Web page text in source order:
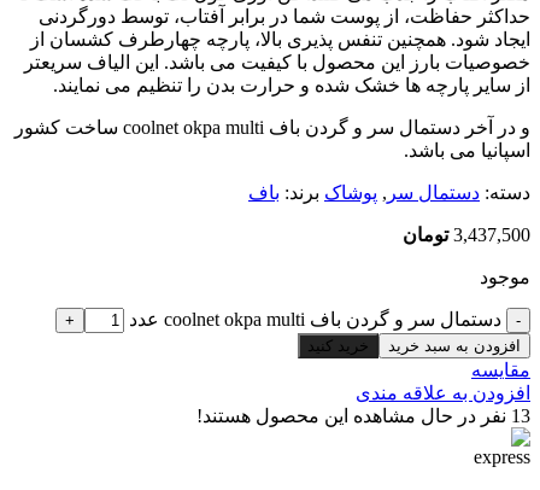
حداکثر حفاظت، از پوست شما در برابر آفتاب، توسط دورگردنی
ایجاد شود. همچنین تنفس پذیری بالا، پارچه چهارطرف کشسان از
خصوصیات بارز این محصول با کیفیت می باشد. این الیاف سریعتر
از سایر پارچه ها خشک شده و حرارت بدن را تنظیم می نمایند.
و در آخر دستمال سر و گردن باف coolnet okpa multi ساخت کشور
اسپانیا می باشد.
دسته: دستمال سر , پوشاک برند: باف
3,437,500 تومان
موجود
دستمال سر و گردن باف coolnet okpa multi عدد
افزودن به سبد خرید خرید کنید
مقایسه
افزودن به علاقه مندی
13 نفر در حال مشاهده این محصول هستند!